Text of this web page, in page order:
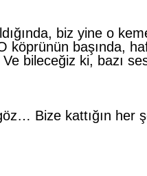
biz yine o
köprünün başında,
bileceğiz ki, bazı
Bize kattığın her